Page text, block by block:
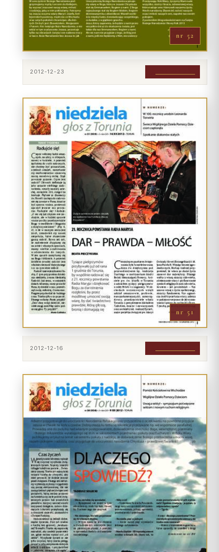
KURIA
Kuria Diecezjalna
Sąd Biskupi
CENTRUM MEDIALNE
Współpraca
„GŁOS Z TORUNIA"
Redakcja
Archiwum
Współpraca
KONTAKT
Dane kurii
Msze święte online
Kalendarz liturgiczny
Franciszkański Zakon
Świeckich
nr 52
2012-12-23
nr 51
2012-12-16